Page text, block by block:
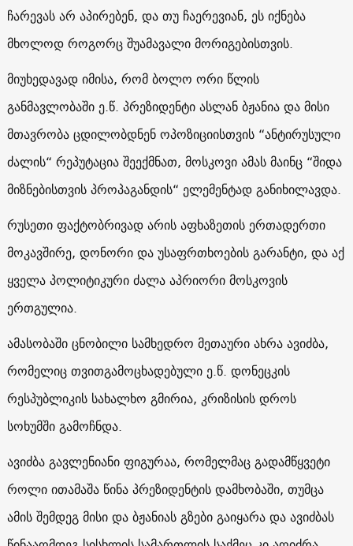
ჩარევას არ აპირებენ, და თუ ჩაერევიან, ეს იქნება
მხოლოდ როგორც შუამავალი მორიგებისთვის.
მიუხედავად იმისა, რომ ბოლო ორი წლის
განმავლობაში ე.წ. პრეზიდენტი ასლან ბჟანია და მისი
მთავრობა ცდილობდნენ ოპოზიციისთვის “ანტირუსული
ძალის“ რეპუტაცია შეექმნათ, მოსკოვი ამას მაინც “შიდა
მიზნებისთვის პროპაგანდის“ ელემენტად განიხილავდა.
რუსეთი ფაქტობრივად არის აფხაზეთის ერთადერთი
მოკავშირე, დონორი და უსაფრთხოების გარანტი, და აქ
ყველა პოლიტიკური ძალა აპრიორი მოსკოვის
ერთგულია.
ამასობაში ცნობილი სამხედრო მეთაური ახრა ავიძბა,
რომელიც თვითგამოცხადებული ე.წ. დონეცკის
რესპუბლიკის სახალხო გმირია, კრიზისის დროს
სოხუმში გამოჩნდა.
ავიძბა გავლენიანი ფიგურაა, რომელმაც გადამწყვეტი
როლი ითამაშა წინა პრეზიდენტის დამხობაში, თუმცა
ამის შემდეგ მისი და ბჟანიას გზები გაიყარა და ავიძბას